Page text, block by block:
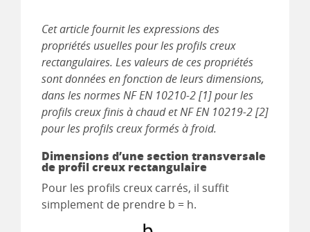
Cet article fournit les expressions des
propriétés usuelles pour les profils creux
rectangulaires. Les valeurs de ces propriétés
sont données en fonction de leurs dimensions,
dans les normes NF EN 10210-2 [1] pour les
profils creux finis à chaud et NF EN 10219-2 [2]
pour les profils creux formés à froid.
Dimensions d’une section transversale
de profil creux rectangulaire
Pour les profils creux carrés, il suffit
simplement de prendre b = h.